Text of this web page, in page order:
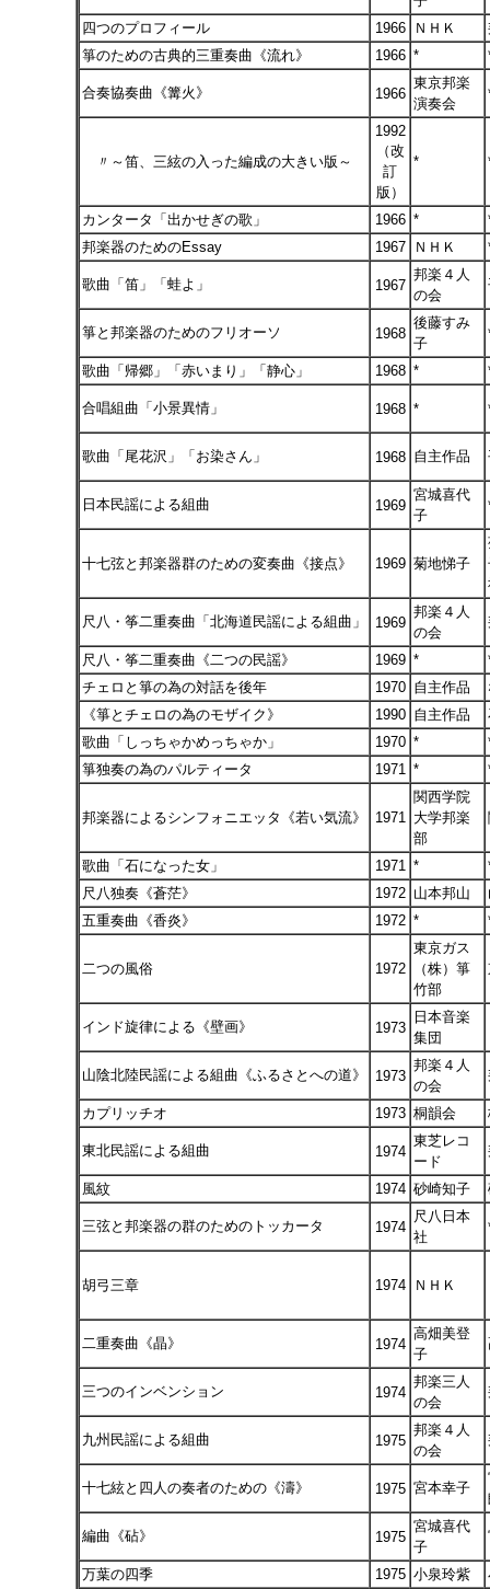
四つのプロフィール
1966 ＮＨＫ
箏のための古典的三重奏曲《流れ》
1966 *
合奏協奏曲《篝火》 1966
東京邦楽
演奏会
〃～笛、三絃の入った編成の大きい版～
1992
（改
訂
版）
*
カンタータ「出かせぎの歌」 1966 *
邦楽器のためのEssay
1967 ＮＨＫ
歌曲「笛」「蛙よ」 1967
邦楽４人
の会
箏と邦楽器のためのフリオーソ 1968
後藤すみ
子
歌曲「帰郷」「赤いまり」「静心」 1968 *
合唱組曲「小景異情」 1968 *
歌曲「尾花沢」「お染さん」 1968 自主作品
日本民謡による組曲 1969
宮城喜代
子
十七弦と邦楽器群のための変奏曲《接点》 1969 菊地悌子
尺八・筝二重奏曲「北海道民謡による組曲」 1969
邦楽４人
の会
尺八・筝二重奏曲《二つの民謡》 1969 *
チェロと箏の為の対話を後年
1970 自主作品
《箏とチェロの為のモザイク》
1990 自主作品
歌曲「しっちゃかめっちゃか」
1970 *
箏独奏の為のパルティータ
1971 *
邦楽器によるシンフォニエッタ《若い気流》 1971
関西学院
大学邦楽
部
歌曲「石になった女」 1971 *
尺八独奏《蒼茫》
1972 山本邦山
五重奏曲《香炎》
1972 *
二つの風俗 1972
東京ガス
（株）箏
竹部
インド旋律による《壁画》 1973
日本音楽
集団
山陰北陸民謡による組曲《ふるさとへの道》 1973
邦楽４人
の会
カプリッチオ 1973 桐韻会
東北民謡による組曲 1974
東芝レコ
ード
風紋 1974 砂崎知子
三弦と邦楽器の群のためのトッカータ 1974
尺八日本
社
胡弓三章 1974 ＮＨＫ
二重奏曲《晶》 1974
高畑美登
子
三つのインベンション 1974
邦楽三人
の会
九州民謡による組曲 1975
邦楽４人
の会
十七絃と四人の奏者のための《濤》 1975 宮本幸子
編曲《砧》 1975
宮城喜代
子
万葉の四季 1975 小泉玲紫